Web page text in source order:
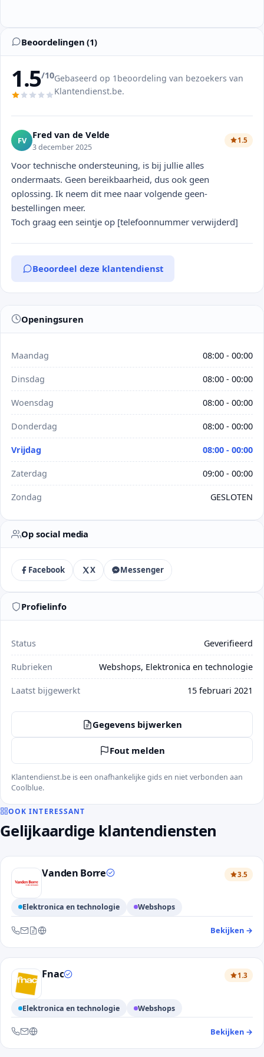
Beoordelingen (1)
1.5/10Gebaseerd op 1beoordeling van bezoekers van
Klantendienst.be.
FV Fred van de Velde
3 december 2025
1.5
Voor technische ondersteuning, is bij jullie alles
ondermaats. Geen bereikbaarheid, dus ook geen
oplossing. Ik neem dit mee naar volgende geen-
bestellingen meer.
Toch graag een seintje op [telefoonnummer verwijderd]
Beoordeel deze klantendienst
Openingsuren
Maandag 08:00 - 00:00
Dinsdag 08:00 - 00:00
Woensdag 08:00 - 00:00
Donderdag 08:00 - 00:00
Vrijdag 08:00 - 00:00
Zaterdag 09:00 - 00:00
Zondag GESLOTEN
Op social media
Facebook X Messenger
Profielinfo
Status Geverifieerd
Rubrieken Webshops, Elektronica en technologie
Laatst bijgewerkt 15 februari 2021
Gegevens bijwerken
Fout melden
Klantendienst.be is een onafhankelijke gids en niet verbonden aan
Coolblue.
OOK INTERESSANT
Gelijkaardige klantendiensten
Vanden Borre 3.5
Elektronica en technologie Webshops
Bereikbaar via telefoon, e-mail, contactformulier en websiteBekijken →
Fnac 1.3
Elektronica en technologie Webshops
Bereikbaar via telefoon, e-mail en website Bekijken →